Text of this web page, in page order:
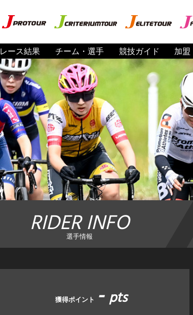
レース結果 チーム・選手 競技ガイド 加盟
RIDER INFO
選手情報
獲得ポイント -pts